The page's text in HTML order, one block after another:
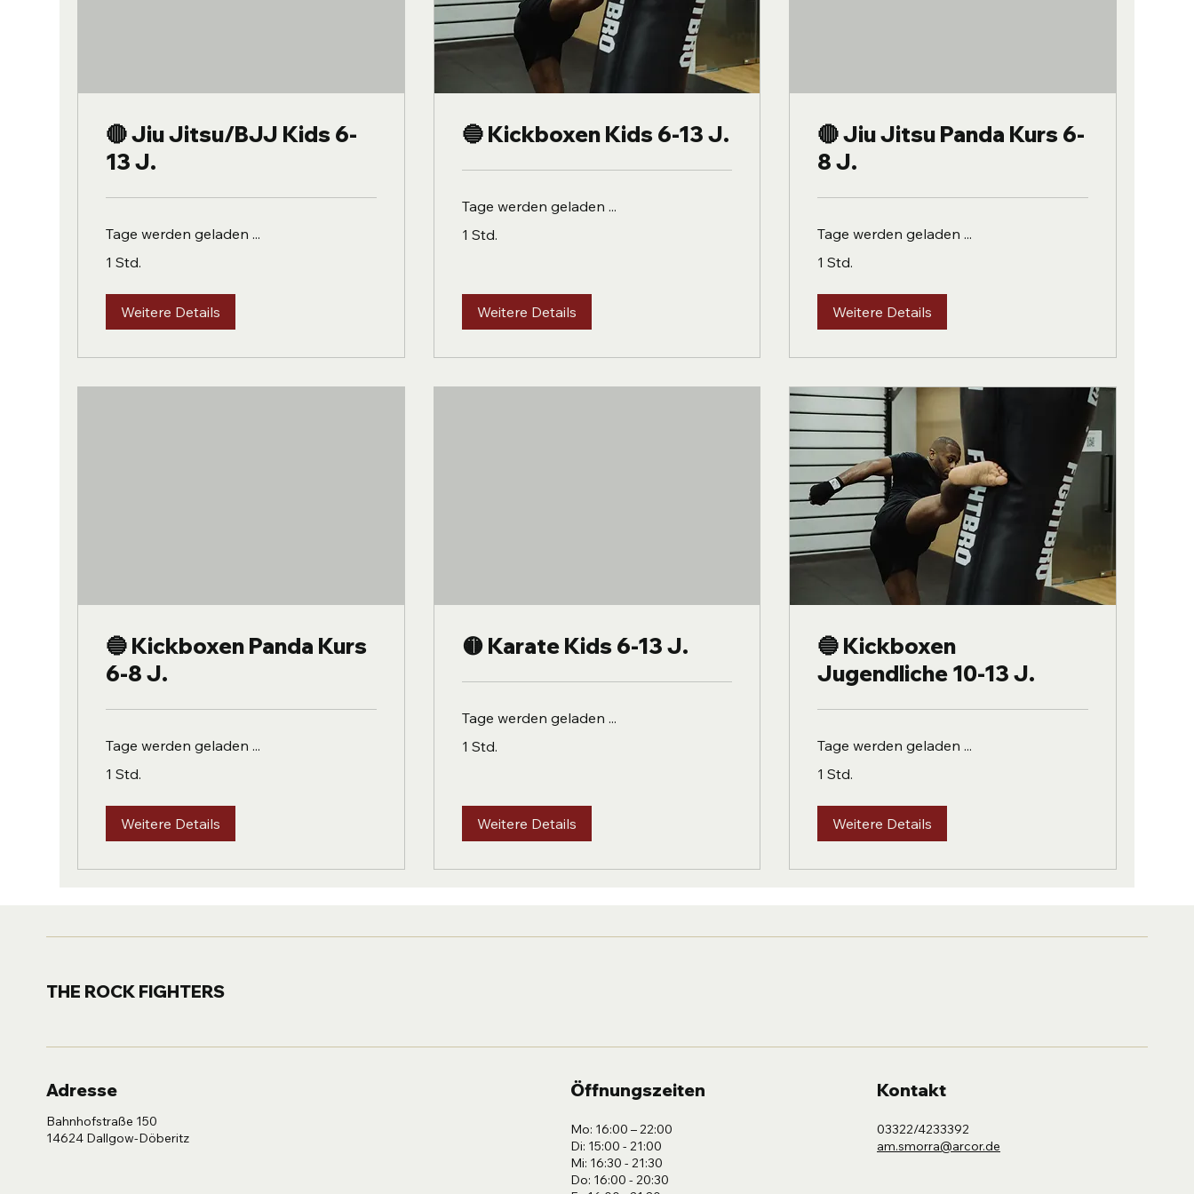
🔴 Jiu Jitsu/BJJ Kids 6-
13 J.
Tage werden geladen ...
1 Std.
Weitere Details
🔵 Kickboxen Kids 6-13 J.
Tage werden geladen ...
1 Std.
Weitere Details
🔴 Jiu Jitsu Panda Kurs 6-
8 J.
Tage werden geladen ...
1 Std.
Weitere Details
🔵 Kickboxen Panda Kurs
6-8 J.
Tage werden geladen ...
1 Std.
Weitere Details
🟡 Karate Kids 6-13 J.
Tage werden geladen ...
1 Std.
Weitere Details
🔵 Kickboxen
Jugendliche 10-13 J.
Tage werden geladen ...
1 Std.
Weitere Details
THE ROCK FIGHTERS
Adresse
Bahnhofstraße 150
14624 Dallgow-Döberitz
Öffnungszeiten
Mo: 16:00 – 22:00
Di: 15:00 - 21:00
Mi: 16:30 - 21:30
Do: 16:00 - 20:30
Kontakt
03322/4233392
am.smorra@arcor.de